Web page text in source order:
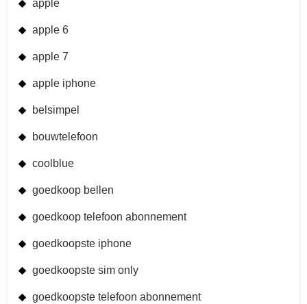
apple
apple 6
apple 7
apple iphone
belsimpel
bouwtelefoon
coolblue
goedkoop bellen
goedkoop telefoon abonnement
goedkoopste iphone
goedkoopste sim only
goedkoopste telefoon abonnement